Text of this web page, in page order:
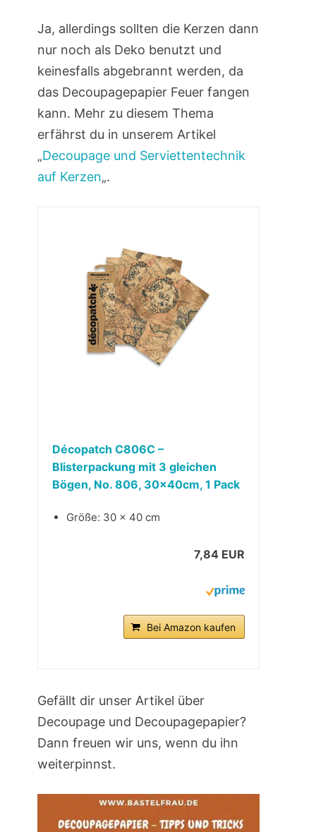
Ja, allerdings sollten die Kerzen dann
nur noch als Deko benutzt und
keinesfalls abgebrannt werden, da
das Decoupagepapier Feuer fangen
kann. Mehr zu diesem Thema
erfährst du in unserem Artikel
„Decoupage und Serviettentechnik
auf Kerzen„.
Décopatch C806C –
Blisterpackung mit 3 gleichen
Bögen, No. 806, 30x40cm, 1 Pack
Größe: 30 x 40 cm
7,84 EUR
Bei Amazon kaufen
Gefällt dir unser Artikel über
Decoupage und Decoupagepapier?
Dann freuen wir uns, wenn du ihn
weiterpinnst.